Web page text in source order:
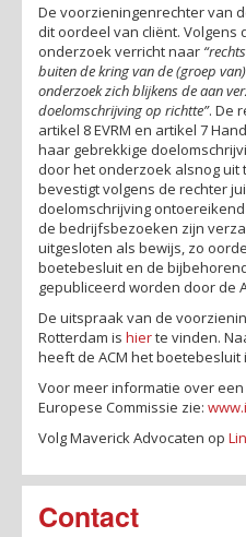
De voorzieningenrechter van
dit oordeel van cliënt. Volgens
onderzoek verricht naar
buiten de kring van de (groep
onderzoek zich blijkens de aan
doelomschrijving op richtte”. De
artikel 8 EVRM en artikel 7
haar gebrekkige
door het onderzoek alsnog
bevestigt volgens de rechter
doelomschrijving
de bedrijfsbezoeken zijn
uitgesloten als bewijs, zo
boetebesluit en de
gepubliceerd worden door de
De uitspraak van de
Rotterdam is hierte vinden.
heeft de ACM het boetebesluit
Voor meer informatie over
Europese Commissie zie:
Volg Maverick Advocaten op
Contact